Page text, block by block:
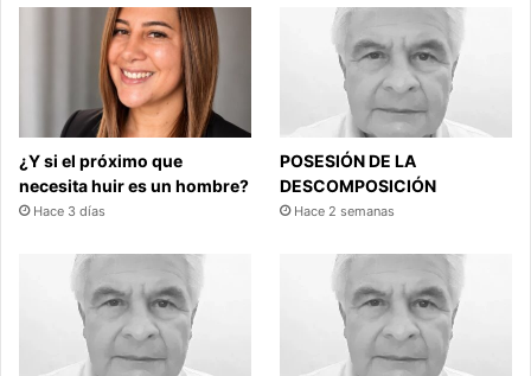
¿Y si el próximo que
necesita huir es un hombre?
Hace 3 días
POSESIÓN DE LA
DESCOMPOSICIÓN
Hace 2 semanas